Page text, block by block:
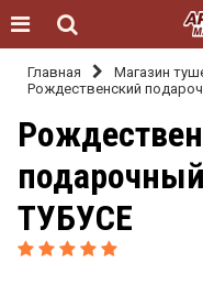
Главная Магазин
Рождественский
ТУБУСЕ